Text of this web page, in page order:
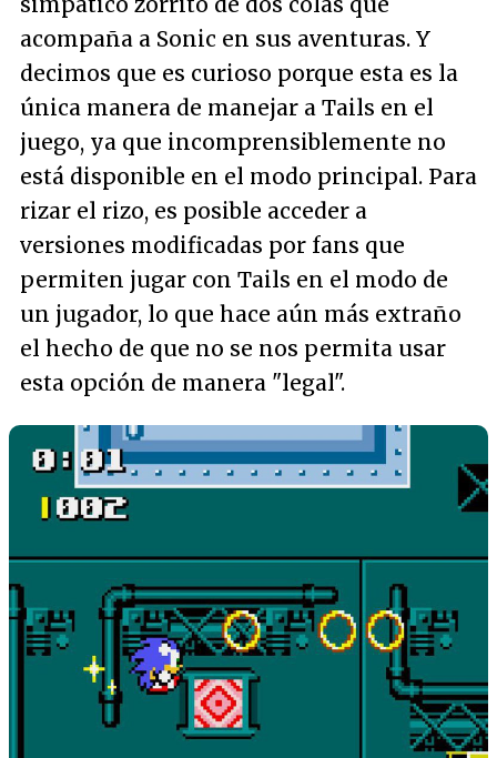
acompaña a Sonic en sus aventuras. Y
decimos que es curioso porque esta es la
única manera de manejar a Tails en el
juego, ya que incomprensiblemente no
está disponible en el modo principal. Para
rizar el rizo, es posible acceder a
versiones modificadas por fans que
permiten jugar con Tails en el modo de
un jugador, lo que hace aún más extraño
el hecho de que no se nos permita usar
esta opción de manera "legal".